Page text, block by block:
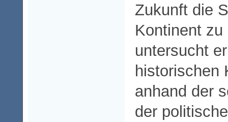
Zukunft die
Kontinent
untersucht
historischen
anhand der
der